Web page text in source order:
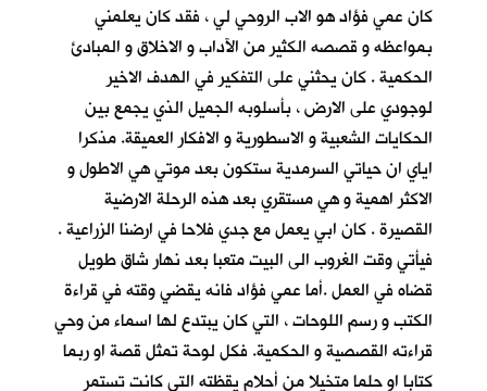
كان عمي فؤاد هو الاب الروحي لي ، فقد كان يعلمني
بمواعظه و قصصه الكثير من الآداب و الاخلاق و المبادئ
الحكمية . كان يحثني على التفكير في الهدف الاخير
لوجودي على الارض ، بأسلوبه الجميل الذي يجمع بين
الحكايات الشعبية و الاسطورية و الافكار العميقة. مذكرا
اياي ان حياتي السرمدية ستكون بعد موتي هي الاطول و
الاكثر اهمية و هي مستقري بعد هذه الرحلة الارضية
القصيرة . كان ابي يعمل مع جدي فلاحا في ارضنا الزراعية .
فيأتي وقت الغروب الى البيت متعبا بعد نهار شاق طويل
قضاه في العمل .أما عمي فؤاد فانه يقضي وقته في قراءة
الكتب و رسم اللوحات ، التي كان يبتدع لها اسماء من وحي
قراءته القصصية و الحكمية. فكل لوحة تمثل قصة او ربما
كتابا او حلما متخيلا من أحلام يقظته التي كانت تستمر